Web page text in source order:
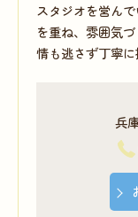
スタジオを営ん
を重ね、雰囲気
情も逃さず丁寧に
兵